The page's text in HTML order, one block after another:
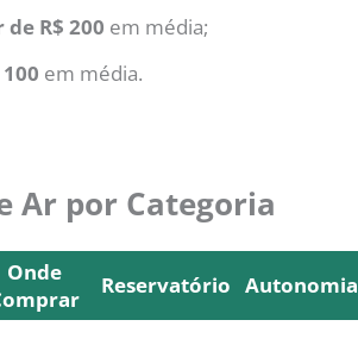
R$ 200 em média;
em média.
Ar por Categoria
Onde
Reservatório Autonomia